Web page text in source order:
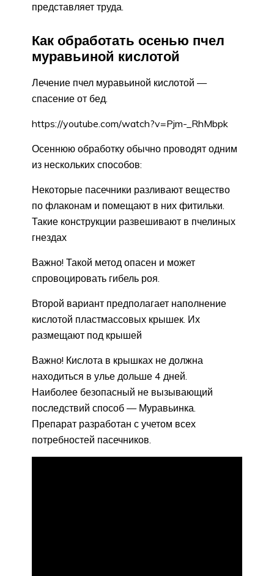
представляет труда.
Как обработать осенью пчел
муравьиной кислотой
Лечение пчел муравьиной кислотой —
спасение от бед.
https://youtube.com/watch?v=Pjm-_RhMbpk
Осеннюю обработку обычно проводят одним
из нескольких способов:
Некоторые пасечники разливают вещество
по флаконам и помещают в них фитильки.
Такие конструкции развешивают в пчелиных
гнездах
Важно! Такой метод опасен и может
спровоцировать гибель роя.
Второй вариант предполагает наполнение
кислотой пластмассовых крышек. Их
размещают под крышей
Важно! Кислота в крышках не должна
находиться в улье дольше 4 дней.
Наиболее безопасный не вызывающий
последствий способ — Муравьинка.
Препарат разработан с учетом всех
потребностей пасечников.